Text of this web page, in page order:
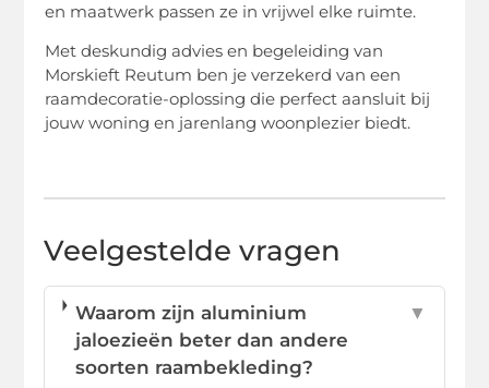
en maatwerk passen ze in vrijwel elke ruimte.
Met deskundig advies en begeleiding van
Morskieft Reutum ben je verzekerd van een
raamdecoratie-oplossing die perfect aansluit bij
jouw woning en jarenlang woonplezier biedt.
Veelgestelde vragen
Waarom zijn aluminium
jaloezieën beter dan andere
soorten raambekleding?
▼